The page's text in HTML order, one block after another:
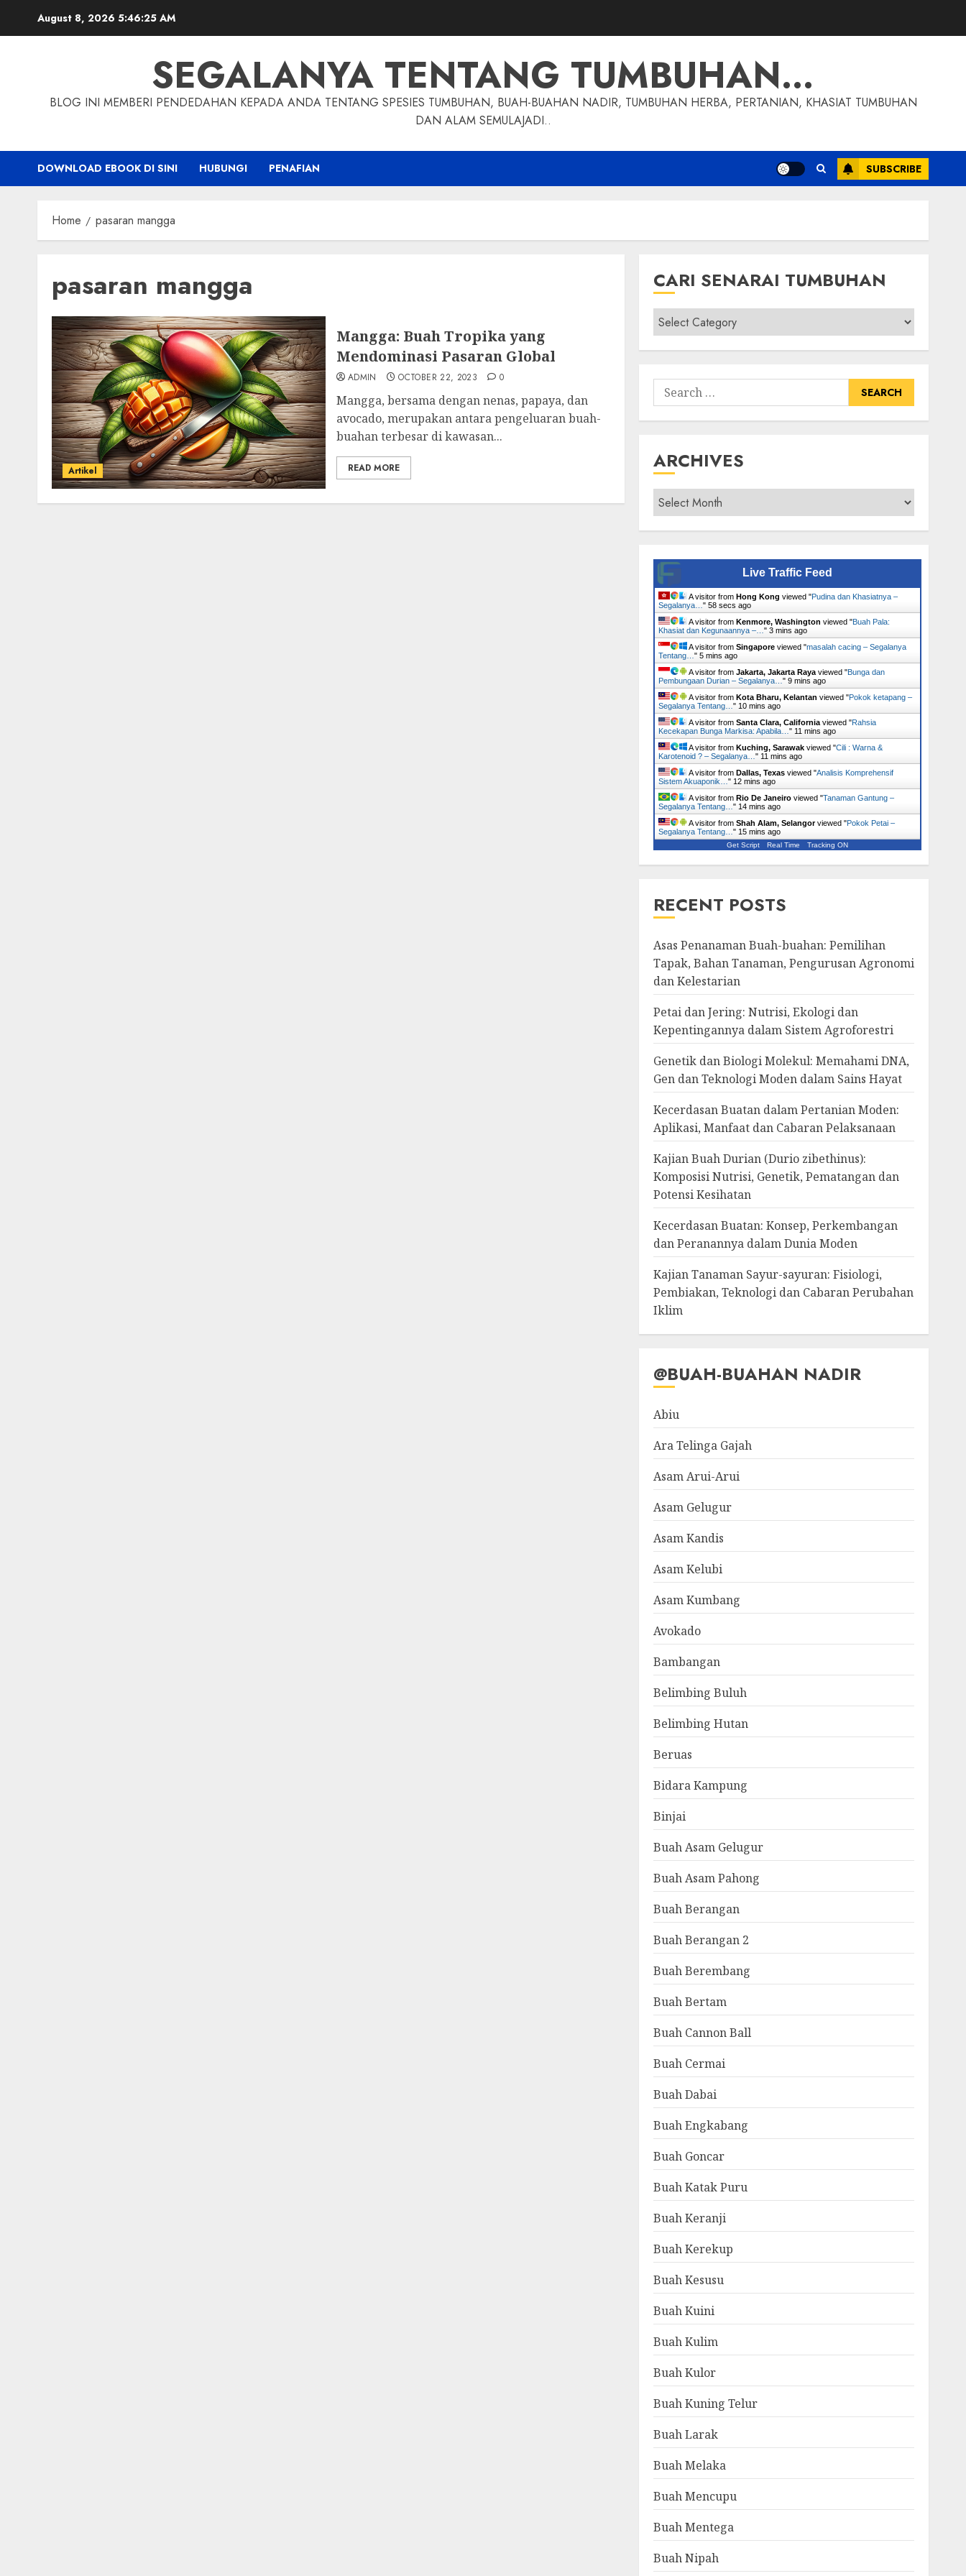
August 8, 2026 5:46:26 AM
SEGALANYA TENTANG TUMBUHAN…
BLOG INI MEMBERI PENDEDAHAN KEPADA ANDA TENTANG SPESIES TUMBUHAN, BUAH-BUAHAN NADIR, TUMBUHAN HERBA, PERTANIAN, KHASIAT TUMBUHAN
DAN ALAM SEMULAJADI..
DOWNLOAD EBOOK DI SINI HUBUNGI PENAFIAN SUBSCRIBE
Home pasaran mangga
pasaran mangga
Artikel
Mangga: Buah Tropika yang
Mendominasi Pasaran Global
ADMIN OCTOBER 22, 2023 0
Mangga, bersama dengan nenas, papaya, dan
avocado, merupakan antara pengeluaran buah-
buahan terbesar di kawasan...
READ MORE
CARI SENARAI TUMBUHAN
Cari
Senarai
Tumbuhan
Search
for:
ARCHIVES
Archives
Live Traffic Feed
A visitor from Hong Kong viewed "Pudina dan Khasiatnya –
Segalanya… " 58 secs ago
A visitor from Kenmore, Washington viewed "Buah Pala:
Khasiat dan Kegunaannya –… " 3 mins ago
A visitor from Singaporeviewed "masalah cacing – Segalanya
Tentang… " 5 mins ago
A visitor from Jakarta, Jakarta Rayaviewed "Bunga dan
Pembungaan Durian – Segalanya… " 9 mins ago
A visitor from Kota Bharu, Kelantan viewed "Pokok ketapang –
Segalanya Tentang… " 10 mins ago
A visitor from Santa Clara, Californiaviewed "Rahsia
Kecekapan Bunga Markisa: Apabila… " 11 mins ago
A visitor from Kuching, Sarawakviewed "Cili : Warna &
Karotenoid ? – Segalanya… " 11 mins ago
A visitor from Dallas, Texasviewed "Analisis Komprehensif
Sistem Akuaponik… " 12 mins ago
A visitor from Rio De Janeiroviewed "Tanaman Gantung –
Segalanya Tentang… " 14 mins ago
A visitor from Shah Alam, Selangorviewed "Pokok Petai –
Segalanya Tentang… " 15 mins ago
Get Script Real Time Tracking ON
RECENT POSTS
Asas Penanaman Buah-buahan: Pemilihan
Tapak, Bahan Tanaman, Pengurusan Agronomi
dan Kelestarian
Petai dan Jering: Nutrisi, Ekologi dan
Kepentingannya dalam Sistem Agroforestri
Genetik dan Biologi Molekul: Memahami DNA,
Gen dan Teknologi Moden dalam Sains Hayat
Kecerdasan Buatan dalam Pertanian Moden:
Aplikasi, Manfaat dan Cabaran Pelaksanaan
Kajian Buah Durian (Durio zibethinus):
Komposisi Nutrisi, Genetik, Pematangan dan
Potensi Kesihatan
Kecerdasan Buatan: Konsep, Perkembangan
dan Peranannya dalam Dunia Moden
Kajian Tanaman Sayur-sayuran: Fisiologi,
Pembiakan, Teknologi dan Cabaran Perubahan
Iklim
@BUAH-BUAHAN NADIR
Abiu
Ara Telinga Gajah
Asam Arui-Arui
Asam Gelugur
Asam Kandis
Asam Kelubi
Asam Kumbang
Avokado
Bambangan
Belimbing Buluh
Belimbing Hutan
Beruas
Bidara Kampung
Binjai
Buah Asam Gelugur
Buah Asam Pahong
Buah Berangan
Buah Berangan 2
Buah Berembang
Buah Bertam
Buah Cannon Ball
Buah Cermai
Buah Dabai
Buah Engkabang
Buah Goncar
Buah Katak Puru
Buah Keranji
Buah Kerekup
Buah Kesusu
Buah Kuini
Buah Kulim
Buah Kulor
Buah Kuning Telur
Buah Larak
Buah Melaka
Buah Mencupu
Buah Mentega
Buah Nipah